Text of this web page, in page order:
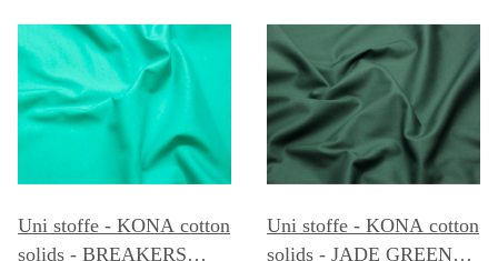
Uni stoffe - KONA cotton
solids - BREAKERS
Uni stoffe - KONA cotton
solids - JADE GREEN